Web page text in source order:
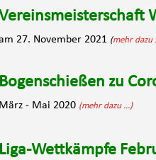
27. November 2021 (mehr dazu
Bogenschießen zu
März - Mai 2020 (mehr dazu ...)
Liga-Wettkämpfe